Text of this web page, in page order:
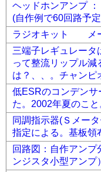
ヘッドホンアンプ
(自作例で60回路予
ラジオキット メ
三端子レギュレータ
って整流リップル
は？、、。チャンピ
低ESRのコンデン
た。2002年夏のこと
同調指示器(Ｓメー
指定による。基板領
回路図：自作アン
ンジスタ小型アンプ）